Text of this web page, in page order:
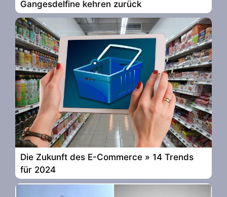
Gangesdelfine kehren zurück
Die Zukunft des E-Commerce » 14 Trends
für 2024